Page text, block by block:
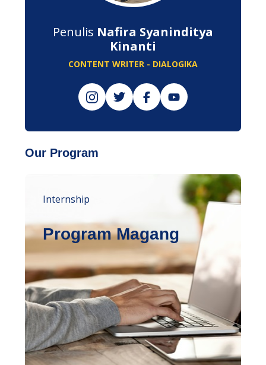
Penulis Nafira Syaninditya
Kinanti
CONTENT WRITER - DIALOGIKA
Our Program
Internship
Program Magang